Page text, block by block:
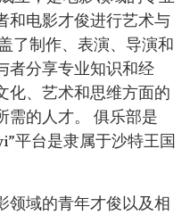
和电影才俊进行艺术与
了制作、表演、导演和
者分享专业知识和经
化、艺术和思维方面的
需的人才。 俱乐部是
平台是隶属于沙特王国
领域的青年才俊以及相